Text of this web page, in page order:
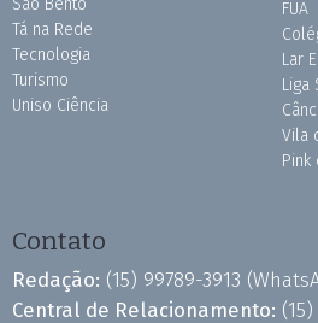
Tá na Rede
Tecnologia
Turismo
Uniso Ciência
FUA
Lar
Liga
Vila
Pink
Contato
Redação: (15) 99789-3913
Central de Relacionamento: